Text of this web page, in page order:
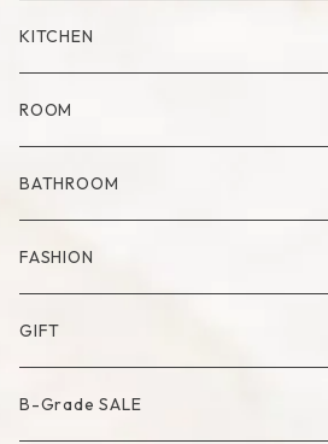
Mug
Glass
Plate
Set
Milk Pitcher
Bowl
Cutlery
Compote・Cake Stand
Vase
Dry Flower Vase
Tray
Fabric Poster
Artificial Flower
Artificial Bouquet
Candle
Candle Accessory
KITCHEN
Kitchen Tool
Tea Pot
ROOM
Blanket
Accessory Case
Lamp
Object
BATHROOM
Towel
Mat
FASHION
Bag
Socks
GIFT
B-Grade SALE